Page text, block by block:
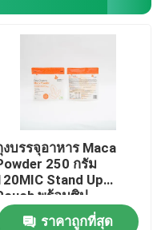
งบรรจุอาหาร Maca
250 กรัม
Stand Up
พร้อมซิป
ราคาถูกที่สุด